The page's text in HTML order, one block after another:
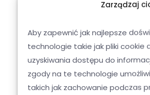
Zarządzaj
Aby zapewnić jak najlepsze
technologie takie jak pliki cookie
uzyskiwania dostępu do
zgody na te technologie
takich jak zachowanie podczas